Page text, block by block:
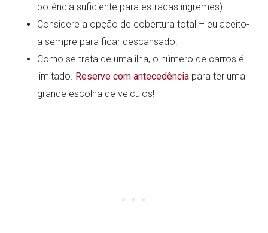
potência suficiente para estradas íngremes)
Considere a opção de cobertura total – eu aceito-
a sempre para ficar descansado!
Como se trata de uma ilha, o número de carros é
limitado. Reserve com antecedência para ter uma
grande escolha de veículos!